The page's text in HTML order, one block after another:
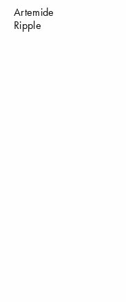
Artemide
Ripple